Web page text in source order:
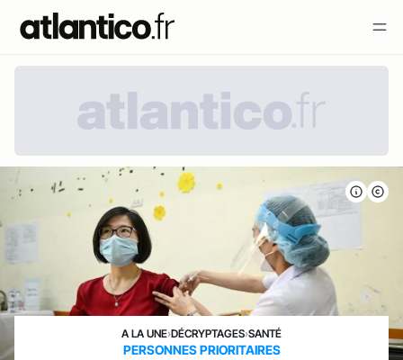
A LA UNE›DÉCRYPTAGES›SANTÉ
PERSONNES PRIORITAIRES